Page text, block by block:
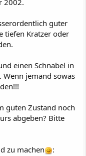
2002.
guter
tiefen Kratzer oder
einen Schnabel in
jemand sowas
guten Zustand noch
abgeben? Bitte
zu machen :